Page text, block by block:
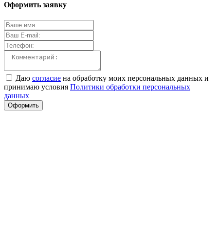
Оформить заявку
Даю согласие на обработку моих персональных данных и
принимаю условия Политики обработки персональных
данных
Оформить